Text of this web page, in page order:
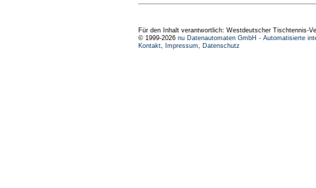
Für den Inhalt verantwortlich: Westdeutscher Tischtennis-
© 1999-2026 nu Datenautomaten GmbH - Automatisierte
Kontakt, Impressum, Datenschutz